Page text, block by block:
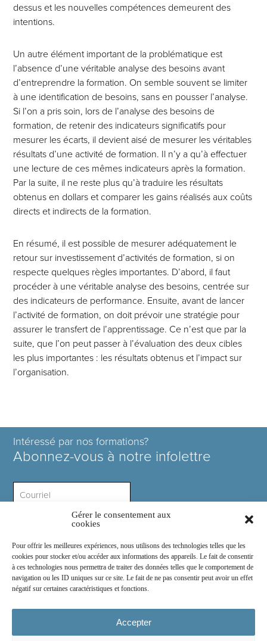
Gérer le consentement aux
cookies
Pour offrir les meilleures expériences, nous utilisons des technologies telles que les
cookies pour stocker et/ou accéder aux informations des appareils. Le fait de consentir
à ces technologies nous permettra de traiter des données telles que le comportement de
navigation ou les ID uniques sur ce site. Le fait de ne pas consentir peut avoir un effet
négatif sur certaines caractéristiques et fonctions.
Accepter
dessus et les nouvelles compétences demeurent des
intentions.
Un autre élément important de la problématique est
l’absence d’une véritable analyse des besoins avant
d’entreprendre la formation. On semble souvent se limiter
à une identification de besoins, sans en pousser l’analyse.
Si l’on a pris soin, lors de l’analyse des besoins de
formation, de retenir des indicateurs significatifs pour
mesurer les écarts, il devient aisé de mesurer les véritables
résultats d’une activité de formation. Il n’y a qu’à effectuer
une lecture de ces mêmes indicateurs après la formation.
Par la suite, il ne reste plus qu’à traduire les résultats
obtenus en dollars et comparer les gains réalisés aux coûts
directs et indirects de la formation.
En résumé, il est possible de mesurer adéquatement le
retour sur investissement d’activités de formation, si on
respecte quelques règles importantes. D’abord, il faut
procéder à une véritable analyse des besoins, centrée sur
des indicateurs de performance. Ensuite, avant de lancer
l’activité de formation, on doit prévoir une stratégie pour
assurer le transfert de l’apprentissage. Ce n’est que par la
suite, que l’on peut passer à l’évaluation des deux cibles
les plus importantes : les résultats obtenus et l’impact sur
l’organisation.
Intéressé par nos formations?
Abonnez-vous à notre infolettre